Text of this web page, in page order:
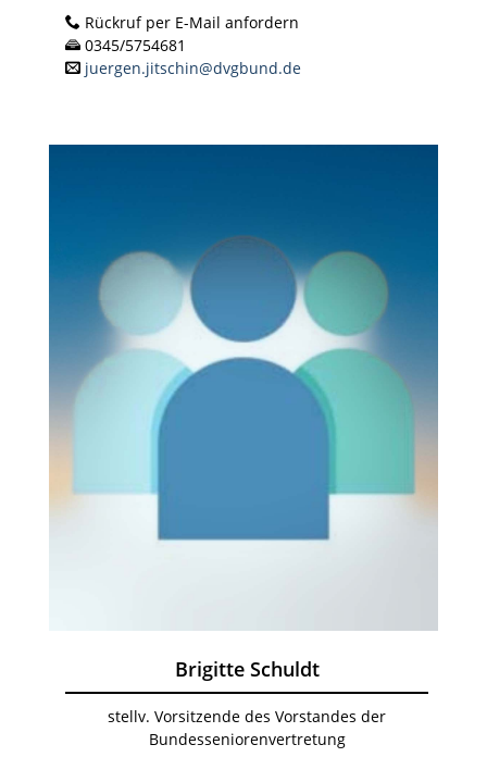
Rückruf per E-Mail anfordern
0345/5754681
juergen.jitschin@dvgbund.de
Brigitte Schuldt
stellv. Vorsitzende des Vorstandes der
Bundesseniorenvertretung